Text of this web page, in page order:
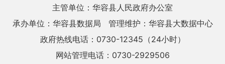
主管单位：华容县人民政府办公室
承办单位：华容县数据局
管理维护：华容县大数据中心
政府热线电话：0730-12345（24小时）
网站管理电话：0730-2929506